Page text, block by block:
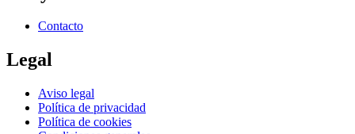
Contacto
Legal
Aviso legal
Política de privacidad
Política de cookies